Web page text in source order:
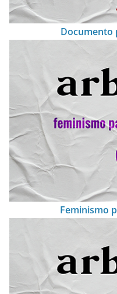
Documento
Feminismo